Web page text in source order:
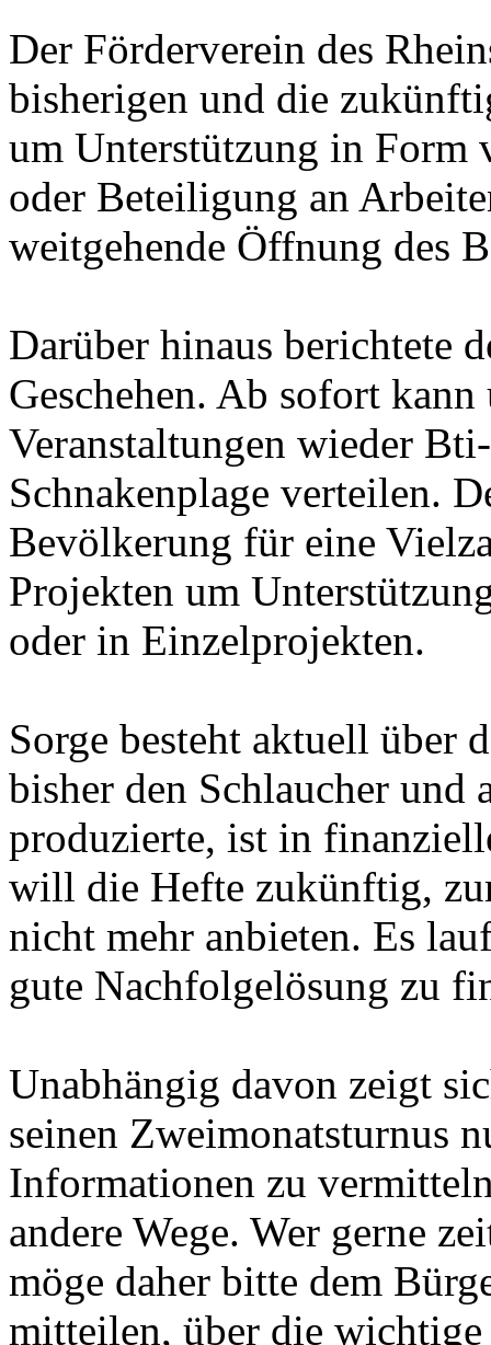
Der Förderverein des
bisherigen und die
um Unterstützung in Form
oder Beteiligung an
weitgehende Öffnung des
Darüber hinaus berichtete
Geschehen. Ab sofort
Veranstaltungen wieder
Schnakenplage verteilen.
Bevölkerung für eine
Projekten um
oder in Einzelprojekten.
Sorge besteht aktuell über
bisher den Schlaucher und
produzierte, ist in
will die Hefte zukünftig,
nicht mehr anbieten. Es
gute Nachfolgelösung zu
Unabhängig davon zeigt
seinen Zweimonatsturnus
Informationen zu
andere Wege. Wer gerne
möge daher bitte dem
mitteilen, über die